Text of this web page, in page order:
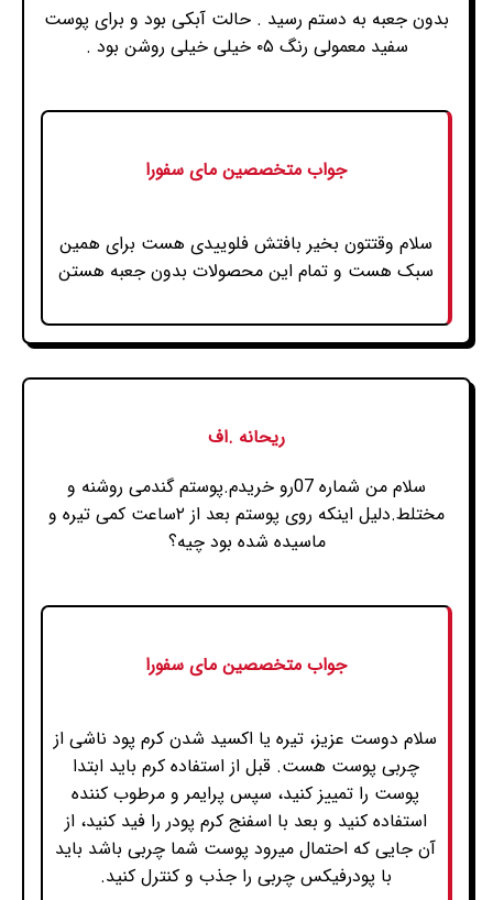
بدون جعبه به دستم رسید . حالت آبکی بود و برای پوست
سفید معمولی رنگ ۰۵ خیلی خیلی روشن بود .
جواب متخصصین مای سفورا
سلام وقتتون بخیر بافتش فلوییدی هست برای همین
سبک هست و تمام این محصولات بدون جعبه هستن
ریحانه .اف
سلام من شماره 07رو خریدم.پوستم گندمی روشنه و
مختلط.دلیل اینکه روی پوستم بعد از ۲ساعت کمی تیره و
ماسیده شده بود چیه؟
جواب متخصصین مای سفورا
سلام دوست عزیز، تیره یا اکسید شدن کرم پود ناشی از
چربی پوست هست. قبل از استفاده کرم باید ابتدا
پوست را تمییز کنید، سپس پرایمر و مرطوب کننده
استفاده کنید و بعد با اسفنج کرم پودر را فید کنید، از
آن جایی که احتمال میرود پوست شما چربی باشد باید
با پودرفیکس چربی را جذب و کنترل کنید.